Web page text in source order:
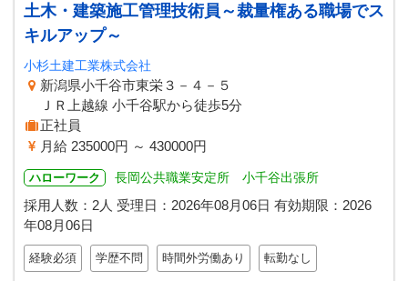
土木・建築施工管理技術員～裁量権ある職場でス
キルアップ～
小杉土建工業株式会社
新潟県小千谷市東栄３－４－５
ＪＲ上越線 小千谷駅から徒歩5分
正社員
月給 235000円 ～ 430000円
ハローワーク 長岡公共職業安定所 小千谷出張所
採用人数：2人 受理日： 2026年08月06日 有効期限： 2026
年08月06日
経験必須 学歴不問 時間外労働あり 転勤なし